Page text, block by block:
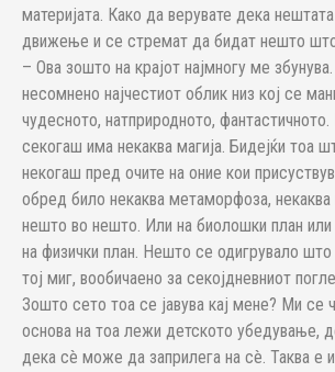
материјата. Како да верувате дека
движење и се стремат да бидат нешто
– Ова зошто на крајот најмногу ме
несомнено најчестиот облик низ кој се
чудесното, натприродното,
секогаш има некаква магија. Бидејќи тоа
некогаш пред очите на оние кои
обред било некаква метаморфоза, некаква
нешто во нешто. Или на биолошки план или
на физички план. Нешто се одигрувало
тој миг, вообичаено за секојдневниот
Зошто сето тоа се јавува кај мене? Ми се
основа на тоа лежи детското убедување,
дека сè може да заприлега на сè. Таква е